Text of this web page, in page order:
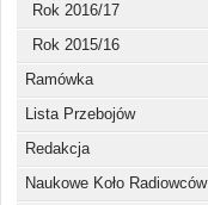
Rok 2016/17
Rok 2015/16
Ramówka
Lista Przebojów
Redakcja
Naukowe Koło Radiowców